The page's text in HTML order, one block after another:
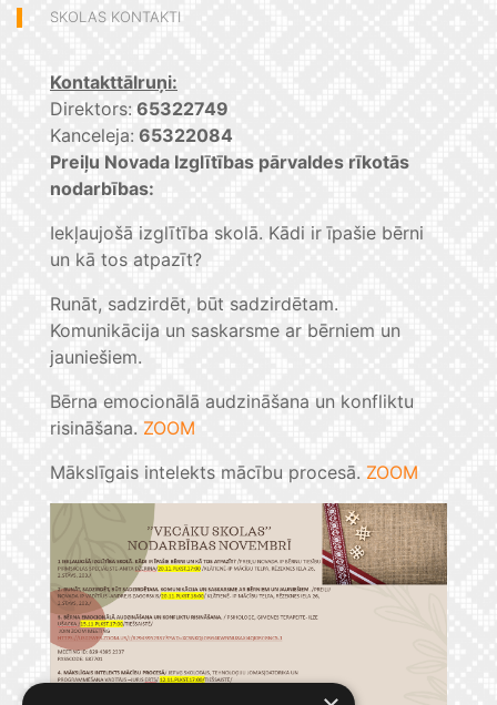
SKOLAS KONTAKTI
Kontakttālruņi:
Direktors: 65322749
Kanceleja: 65322084
Preiļu Novada Izglītības pārvaldes rīkotās
nodarbības:
Iekļaujošā izglītība skolā. Kādi ir īpašie bērni
un kā tos atpazīt?
Runāt, sadzirdēt, būt sadzirdētam.
Komunikācija un saskarsme ar bērniem un
jauniešiem.
Bērna emocionālā audzināšana un konfliktu
risināšana. ZOOM
Mākslīgais intelekts mācību procesā. ZOOM